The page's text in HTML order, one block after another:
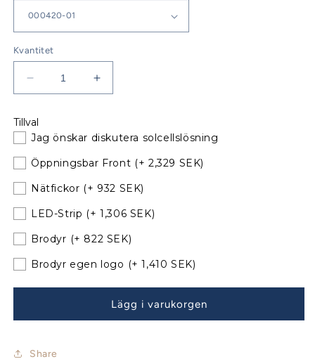
Kvantitet
Minska
kvantitet
Bavaria
47
Sprayhood
Årsmodell
00-
med
nya
bågar
Öka
kvantitet
47
Sprayhood
Årsmodell
00-
med
nya
bågar
Tillval
Jag önskar diskutera solcellslösning
Öppningsbar Front (+ 2,329 SEK)
Nätfickor (+ 932 SEK)
LED-Strip (+ 1,306 SEK)
Brodyr (+ 822 SEK)
Brodyr egen logo (+ 1,410 SEK)
Lägg i varukorgen
Share